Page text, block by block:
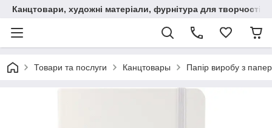
Канцтовари, художні матеріали, фурнітура для творчості
Товари та послуги Канцтовары Папір виробу з